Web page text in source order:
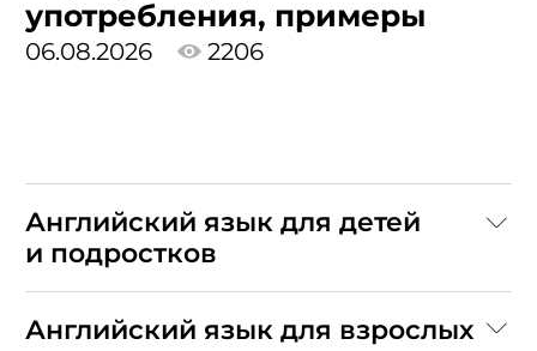
употребления, примеры
06.08.2026 2206
Английский язык для детей
и подростков
Английский язык для взрослых